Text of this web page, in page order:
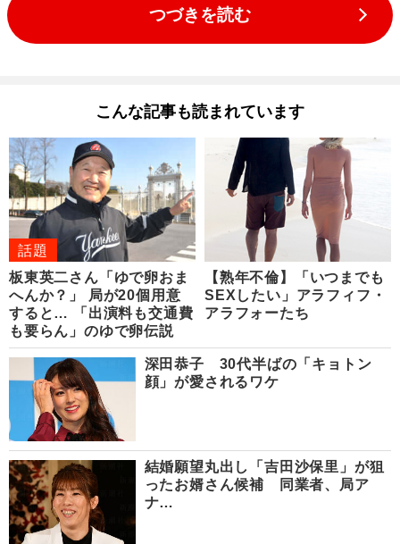
つづきを読む
こんな記事も読まれています
話題
板東英二さん「ゆで卵おま
へんか？」 局が20個用意
すると… 「出演料も交通費
も要らん」のゆで卵伝説
【熟年不倫】「いつまでも
SEXしたい」アラフィフ・
アラフォーたち
深田恭子 30代半ばの「キョトン
顔」が愛されるワケ
結婚願望丸出し「吉田沙保里」が狙
ったお婿さん候補 同業者、局ア
ナ…